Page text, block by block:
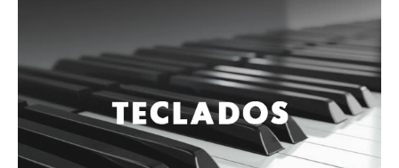
Columnas activas
Amplificadores
Consolas mezcladoras
Procesadores y efectos